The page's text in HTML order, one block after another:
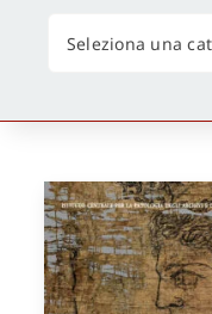
CONSIP / MEPA /
Autori
Proposte di
Seleziona una